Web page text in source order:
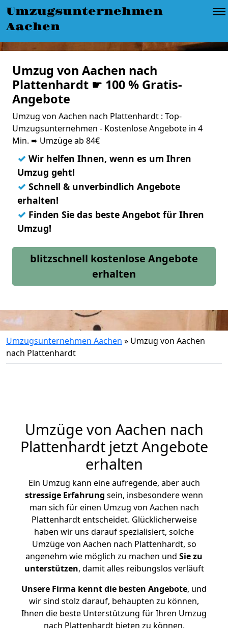
Umzugsunternehmen
Aachen
Umzug von Aachen nach
Plattenhardt ☛ 100 % Gratis-
Angebote
Umzug von Aachen nach Plattenhardt : Top-
Umzugsunternehmen - Kostenlose Angebote in 4
Min. ➨ Umzüge ab 84€
✓ Wir helfen Ihnen, wenn es um Ihren
Umzug geht!
✓ Schnell & unverbindlich Angebote
erhalten!
✓ Finden Sie das beste Angebot für Ihren
Umzug!
blitzschnell kostenlose Angebote
erhalten
Umzugsunternehmen Aachen » Umzug von Aachen
nach Plattenhardt
Umzüge von Aachen nach
Plattenhardt jetzt Angebote
erhalten
Ein Umzug kann eine aufregende, aber auch
stressige Erfahrung sein, insbesondere wenn
man sich für einen Umzug von Aachen nach
Plattenhardt entscheidet. Glücklicherweise
haben wir uns darauf spezialisiert, solche
Umzüge von Aachen nach Plattenhardt, so
angenehm wie möglich zu machen und Sie zu
unterstützen, damit alles reibungslos verläuft
Unsere Firma kennt die besten Angebote, und
wir sind stolz darauf, behaupten zu können,
Ihnen die beste Unterstützung für Ihren Umzug
nach Plattenhardt bieten zu können.